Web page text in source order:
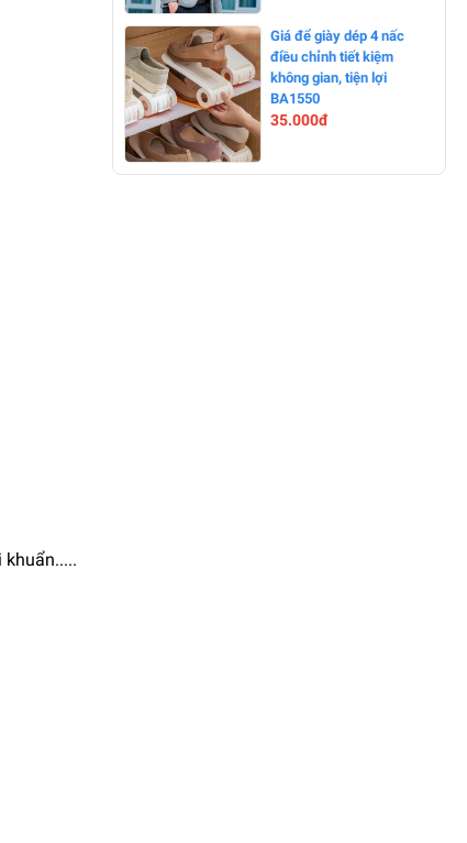
-0%
-0%
Giá để giày dép 4 nấc
điều chỉnh tiết kiệm
không gian, tiện lợi
BA1550
35.000đ